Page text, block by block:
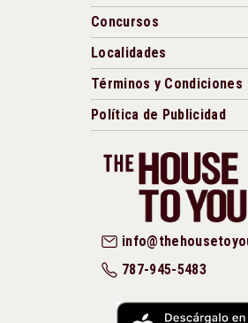
Concursos
Localidades
Términos y Condiciones
Política de Publicidad
787-945-5483